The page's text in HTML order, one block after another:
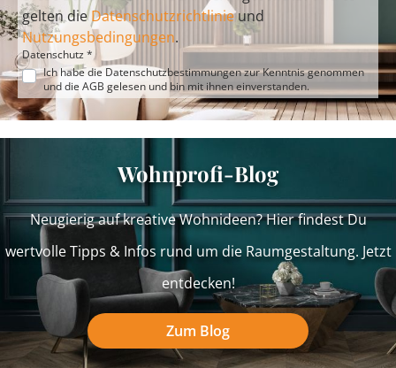
gelten dieDatenschutzrichtlinieund
Nutzungsbedingungen.
Datenschutz *
Ich habe die Datenschutzbestimmungenzur Kenntnis genommen
und die AGB gelesen und bin mit ihnen einverstanden.
Wohnprofi-Blog
Neugierig auf kreative Wohnideen? Hier findest Du
wertvolle Tipps & Infos rund um die Raumgestaltung. Jetzt
entdecken!
Zum Blog